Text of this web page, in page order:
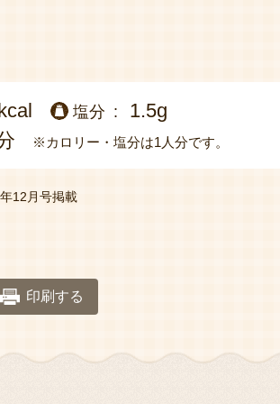
塩分
1.5g
※カロリー・塩分は1人分です。
12月号掲載
印刷する